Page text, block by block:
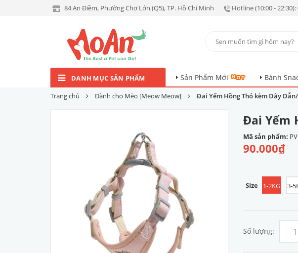
84 An Điềm, Phường Chợ Lớn (Q5), TP. Hồ Chí Minh Hotline (10:00 - 22:30):
DANH MỤC SẢN PHẨM Sản Phẩm Mới Bánh
Trang chủ Dành cho Mèo [Meow Meow] Đai Yếm Hồng Thỏ kèm Dây
Đai Yếm
Mã sản phẩm:
90.000₫
Size 1-2KG 3-
Số lượng: